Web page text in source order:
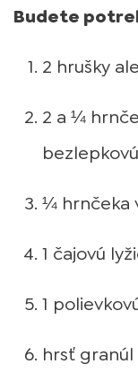
Budete
2 hrušky
2 a ¼
¼ hrnčeka
1 čajovú
1
hrsť granúl